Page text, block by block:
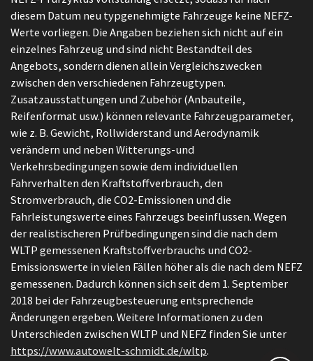
diesem Datum neu typgenehmigte Fahrzeuge keine NEFZ-
Werte vorliegen. Die Angaben beziehen sich nicht auf ein
einzelnes Fahrzeug und sind nicht Bestandteil des
Angebots, sondern dienen allein Vergleichszwecken
zwischen den verschiedenen Fahrzeugtypen.
Zusatzausstattungen und Zubehör (Anbauteile,
Reifenformat usw.) können relevante Fahrzeugparameter,
wie z. B. Gewicht, Rollwiderstand und Aerodynamik
verändern und neben Witterungs-und
Verkehrsbedingungen sowie dem individuellen
Fahrverhalten den Kraftstoffverbrauch, den
Stromverbrauch, die CO2-Emissionen und die
Fahrleistungswerte eines Fahrzeugs beeinflussen. Wegen
der realistischeren Prüfbedingungen sind die nach dem
WLTP gemessenen Kraftstoffverbrauchs und CO2-
Emissionswerte in vielen Fällen höher als die nach dem NEFZ
gemessenen. Dadurch können sich seit dem 1. September
2018 bei der Fahrzeugbesteuerung entsprechende
Änderungen ergeben. Weitere Informationen zu den
Unterschieden zwischen WLTP und NEFZ finden Sie unter
https://www.autowelt-schmidt.de/wltp.